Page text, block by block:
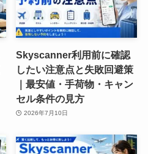
Skyscanner利用前に確認
したい注意点と失敗回避策
｜最安値・手荷物・キャン
セル条件の見方
2026年7月10日